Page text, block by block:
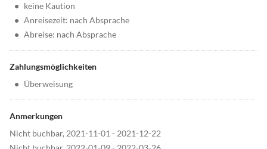
• keine Kaution
• Anreisezeit: nach Absprache
• Abreise: nach Absprache
Zahlungsmöglichkeiten
• Überweisung
Anmerkungen
Nicht buchbar, 2021-11-01 - 2021-12-22